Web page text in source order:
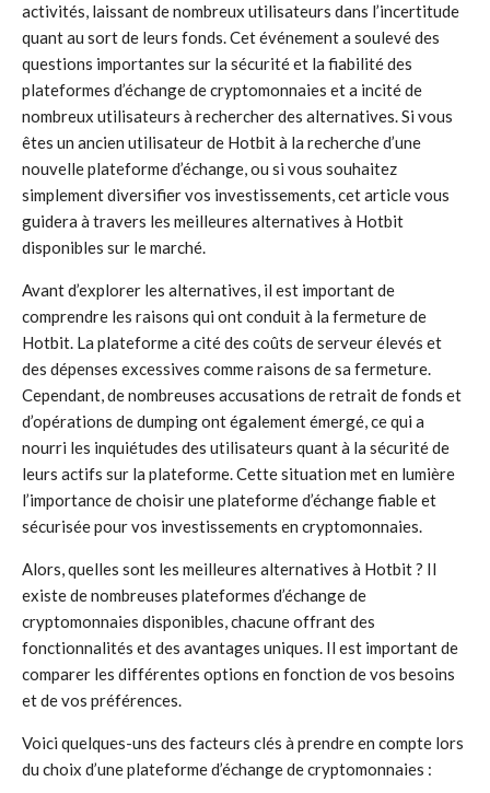
activités, laissant de nombreux utilisateurs dans l’incertitude
quant au sort de leurs fonds. Cet événement a soulevé des
questions importantes sur la sécurité et la fiabilité des
plateformes d’échange de cryptomonnaies et a incité de
nombreux utilisateurs à rechercher des alternatives. Si vous
êtes un ancien utilisateur de Hotbit à la recherche d’une
nouvelle plateforme d’échange, ou si vous souhaitez
simplement diversifier vos investissements, cet article vous
guidera à travers les meilleures alternatives à Hotbit
disponibles sur le marché.
Avant d’explorer les alternatives, il est important de
comprendre les raisons qui ont conduit à la fermeture de
Hotbit. La plateforme a cité des coûts de serveur élevés et
des dépenses excessives comme raisons de sa fermeture.
Cependant, de nombreuses accusations de retrait de fonds et
d’opérations de dumping ont également émergé, ce qui a
nourri les inquiétudes des utilisateurs quant à la sécurité de
leurs actifs sur la plateforme. Cette situation met en lumière
l’importance de choisir une plateforme d’échange fiable et
sécurisée pour vos investissements en cryptomonnaies.
Alors, quelles sont les meilleures alternatives à Hotbit ? Il
existe de nombreuses plateformes d’échange de
cryptomonnaies disponibles, chacune offrant des
fonctionnalités et des avantages uniques. Il est important de
comparer les différentes options en fonction de vos besoins
et de vos préférences.
Voici quelques-uns des facteurs clés à prendre en compte lors
du choix d’une plateforme d’échange de cryptomonnaies :